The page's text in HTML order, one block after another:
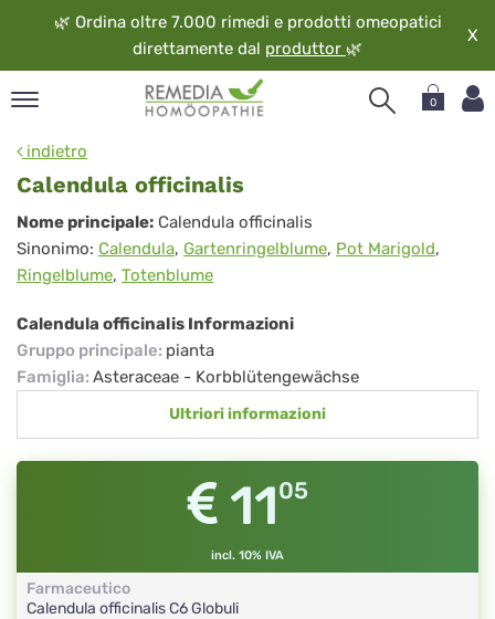
🌿 Ordina oltre 7.000 rimedi e prodotti omeopatici
direttamente dal produttor 🌿
X
0
indietro
Calendula officinalis
Calendula
officinalis
Nome principale: Calendula officinalis
Sinonimo: Calendula, Gartenringelblume, Pot Marigold,
Ringelblume, Totenblume
Calendula officinalis Informazioni
Gruppo principale: pianta
Famiglia: Asteraceae - Korbblütengewächse
Ultriori informazioni
1105
incl. 10% IVA
Farmaceutico
Calendula officinalisC6Globuli